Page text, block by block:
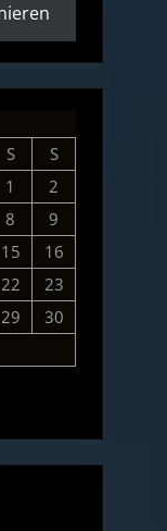
S
S
1
2
8
9
15
16
22
23
29
30